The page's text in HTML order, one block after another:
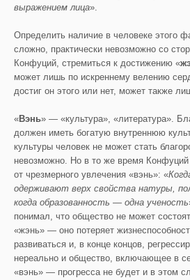
выражением лица».
Определить наличие в человеке этого
сложно, практически невозможно со
Конфуций, стремиться к достижению «
может лишь по искреннему велению
достиг он этого или нет, может также
«Вэнь» — «культура», «литература».
должен иметь богатую внутреннюю
культуры человек не может стать
невозможно. Но в то же время Конфуций
от чрезмерного увлечения «вэнь»: «
одерживают верх свойства натуры,
когда образованность — одна ученость
понимал, что общество не может
«жэнь» — оно потеряет
развиваться и, в конце концов,
нереально и общество, включающее в
«вэнь» — прогресса не будет и в этом